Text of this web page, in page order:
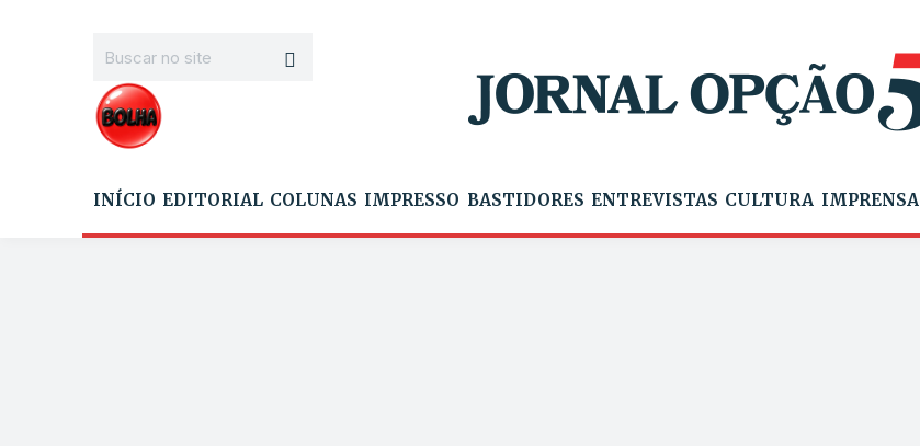
INÍCIO EDITORIAL COLUNAS IMPRESSO BASTIDORES ENTREVISTAS CULTURA IMPRENSA